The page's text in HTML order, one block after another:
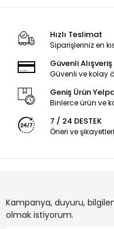
Hızlı Teslimat
Siparişleriniz en
Güvenli Alışveriş
Güvenli ve kolay
Geniş Ürün
Binlerce ürün ve
7 / 24 DESTEK
Öneri ve
Kampanya, duyuru,
olmak istiyorum.